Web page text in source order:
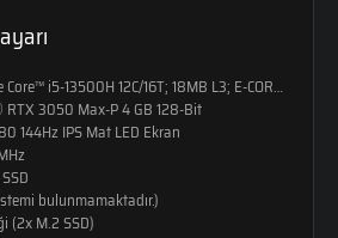
i5-13500H 12C/16T; 18MB L3; E-CORE Max
RTX 3050 Max-P 4 GB 128-Bit
144Hz IPS Mat LED Ekran
bulunmamaktadır.)
(2x M.2 SSD)